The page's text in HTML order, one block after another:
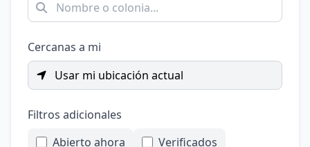
Cercanas a mi
Usar mi ubicación actual
Filtros adicionales
Abierto ahora
Verificados